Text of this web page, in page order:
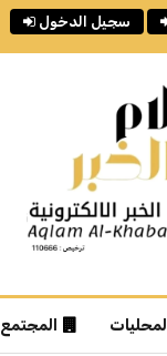
سجيل الدخول
المحليات المجتمع